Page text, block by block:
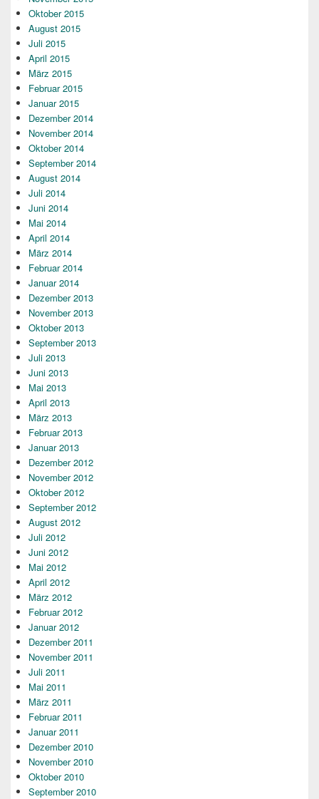
Oktober 2015
August 2015
Juli 2015
April 2015
März 2015
Februar 2015
Januar 2015
Dezember 2014
November 2014
Oktober 2014
September 2014
August 2014
Juli 2014
Juni 2014
Mai 2014
April 2014
März 2014
Februar 2014
Januar 2014
Dezember 2013
November 2013
Oktober 2013
September 2013
Juli 2013
Juni 2013
Mai 2013
April 2013
März 2013
Februar 2013
Januar 2013
Dezember 2012
November 2012
Oktober 2012
September 2012
August 2012
Juli 2012
Juni 2012
Mai 2012
April 2012
März 2012
Februar 2012
Januar 2012
Dezember 2011
November 2011
Juli 2011
Mai 2011
März 2011
Februar 2011
Januar 2011
Dezember 2010
November 2010
Oktober 2010
September 2010